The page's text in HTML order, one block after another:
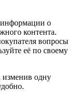
информации о
контента.
вопросы
её по своему
изменив одну